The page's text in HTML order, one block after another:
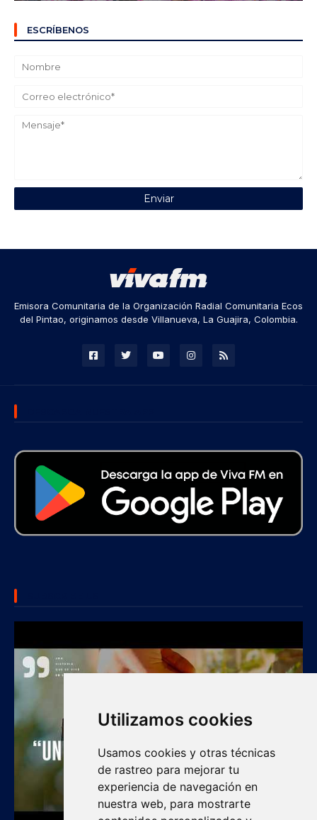
Utilizamos cookies
Usamos cookies y otras técnicas
de rastreo para mejorar tu
experiencia de navegación en
nuestra web, para mostrarte
ESCRÍBENOS
Emisora Comunitaria de la Organización Radial Comunitaria Ecos
del Pintao, originamos desde Villanueva, La Guajira, Colombia.